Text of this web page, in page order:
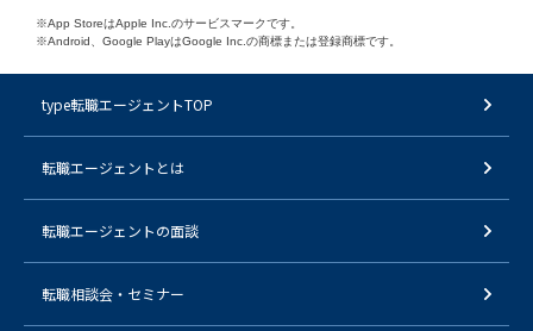
※App StoreはApple Inc.のサービスマークです。
※Android、Google PlayはGoogle Inc.の商標または登録商標です。
type転職エージェントTOP
転職エージェントとは
転職エージェントの面談
転職相談会・セミナー